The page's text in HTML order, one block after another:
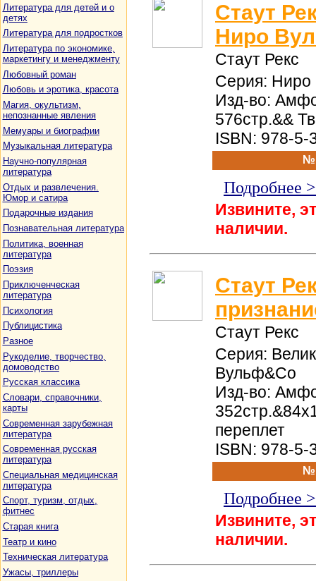
Литература для детей и о
детях
Литература для подростков
Литература по экономике,
маркетингу и менеджменту
Любовный роман
Любовь и эротика, красота
Магия, окультизм,
непознанные явления
Мемуары и биографии
Музыкальная литература
Научно-популярная
литература
Отдых и развлечения.
Юмор и сатира
Подарочные издания
Познавательная литература
Политика, военная
литература
Поэзия
Приключенческая
литература
Психология
Публицистика
Разное
Рукоделие, творчество,
домоводство
Русская классика
Словари, справочники,
карты
Современная зарубежная
литература
Современная русская
литература
Специальная медицинская
литература
Спорт, туризм, отдых,
фитнес
Старая книга
Театр и кино
Техническая литература
Ужасы, триллеры
Стаут
Ниро
Стаут Рекс
Серия: Ниро
Изд-во:
576стр.&&
ISBN: 978-5-
Подробнее
Извините,
наличии.
Стаут
Стаут Рекс
Серия:
Вульф&Со
Изд-во:
переплет
ISBN: 978-5-
Подробнее
Извините,
наличии.